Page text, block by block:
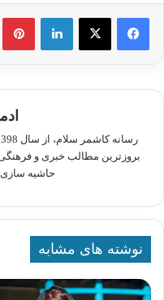
لینکدین
بروزترین مطالب خبری و
حاشیه سازی
نوشته های مشابه